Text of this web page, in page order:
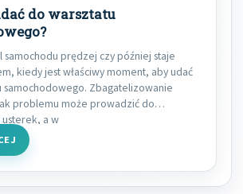
do warsztatu
samochodu prędzej czy później staje
kiedy jest właściwy moment, aby udać
samochodowego. Zbagatelizowanie
problemu może prowadzić do
a w